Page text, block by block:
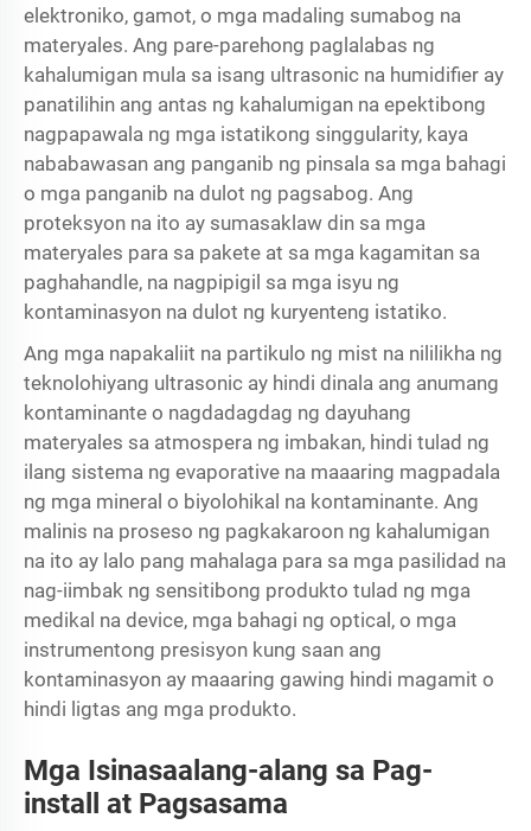
elektroniko, gamot, o mga madaling sumabog na
materyales. Ang pare-parehong paglalabas ng
kahalumigan mula sa isang ultrasonic na humidifier ay
panatilihin ang antas ng kahalumigan na epektibong
nagpapawala ng mga istatikong singgularity, kaya
nababawasan ang panganib ng pinsala sa mga bahagi
o mga panganib na dulot ng pagsabog. Ang
proteksyon na ito ay sumasaklaw din sa mga
materyales para sa pakete at sa mga kagamitan sa
paghahandle, na nagpipigil sa mga isyu ng
kontaminasyon na dulot ng kuryenteng istatiko.
Ang mga napakaliit na partikulo ng mist na nililikha ng
teknolohiyang ultrasonic ay hindi dinala ang anumang
kontaminante o nagdadagdag ng dayuhang
materyales sa atmospera ng imbakan, hindi tulad ng
ilang sistema ng evaporative na maaaring magpadala
ng mga mineral o biyolohikal na kontaminante. Ang
malinis na proseso ng pagkakaroon ng kahalumigan
na ito ay lalo pang mahalaga para sa mga pasilidad na
nag-iimbak ng sensitibong produkto tulad ng mga
medikal na device, mga bahagi ng optical, o mga
instrumentong presisyon kung saan ang
kontaminasyon ay maaaring gawing hindi magamit o
hindi ligtas ang mga produkto.
Mga Isinasaalang-alang sa Pag-
install at Pagsasama